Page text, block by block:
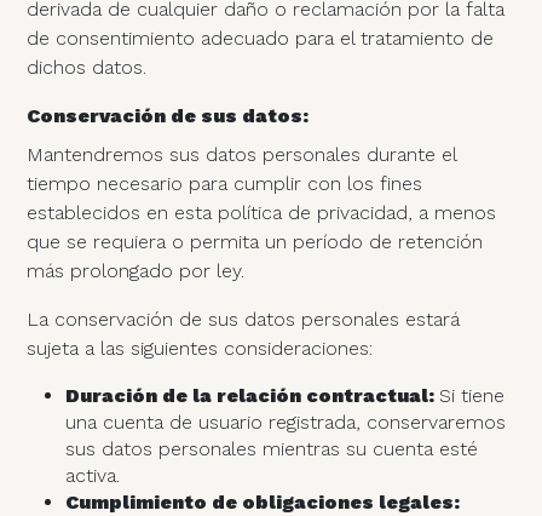
derivada de cualquier daño o reclamación por la falta
de consentimiento adecuado para el tratamiento de
dichos datos.
Conservación de sus datos:
Mantendremos sus datos personales durante el
tiempo necesario para cumplir con los fines
establecidos en esta política de privacidad, a menos
que se requiera o permita un período de retención
más prolongado por ley.
La conservación de sus datos personales estará
sujeta a las siguientes consideraciones:
Duración de la relación contractual:Si tiene
una cuenta de usuario registrada, conservaremos
sus datos personales mientras su cuenta esté
activa.
Cumplimiento de obligaciones legales: